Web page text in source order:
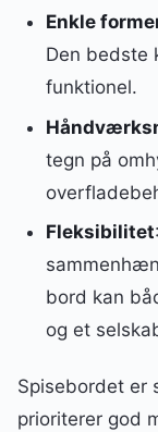
Enkle
Den bedste
funktionel.
tegn på
Fleksibilitet
bord kan
og et
Spisebordet er
prioriterer god